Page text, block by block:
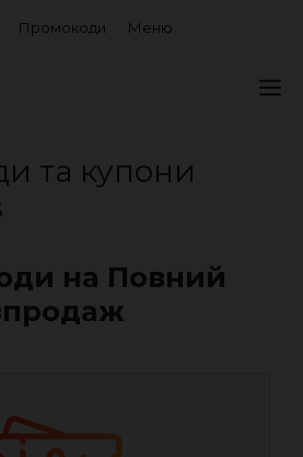
Промокоди Меню
та купони
на Повний